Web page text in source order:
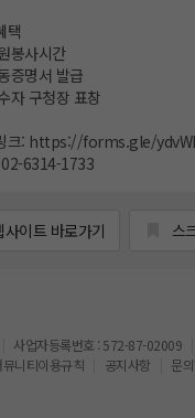
택
봉사시간
증명서 발급
자 구청장 표창
크: https://forms.gle/
6314-1733
사이트 바로가기 스
사업자등록번호 : 572-87-02009
뮤니티이용규칙 공지사항 문